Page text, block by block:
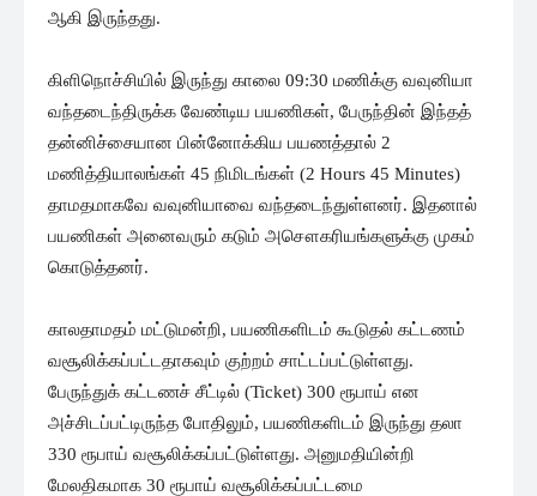
ஆகி இருந்தது.
கிளிநொச்சியில் இருந்து காலை 09:30 மணிக்கு வவுனியா
வந்தடைந்திருக்க வேண்டிய பயணிகள், பேருந்தின் இந்தத்
தன்னிச்சையான பின்னோக்கிய பயணத்தால் 2
மணித்தியாலங்கள் 45 நிமிடங்கள் (2 Hours 45 Minutes)
தாமதமாகவே வவுனியாவை வந்தடைந்துள்ளனர். இதனால்
பயணிகள் அனைவரும் கடும் அசௌகரியங்களுக்கு முகம்
கொடுத்தனர்.
காலதாமதம் மட்டுமன்றி, பயணிகளிடம் கூடுதல் கட்டணம்
வசூலிக்கப்பட்டதாகவும் குற்றம் சாட்டப்பட்டுள்ளது.
பேருந்துக் கட்டணச் சீட்டில் (Ticket) 300 ரூபாய் என
அச்சிடப்பட்டிருந்த போதிலும், பயணிகளிடம் இருந்து தலா
330 ரூபாய் வசூலிக்கப்பட்டுள்ளது. அனுமதியின்றி
மேலதிகமாக 30 ரூபாய் வசூலிக்கப்பட்டமை